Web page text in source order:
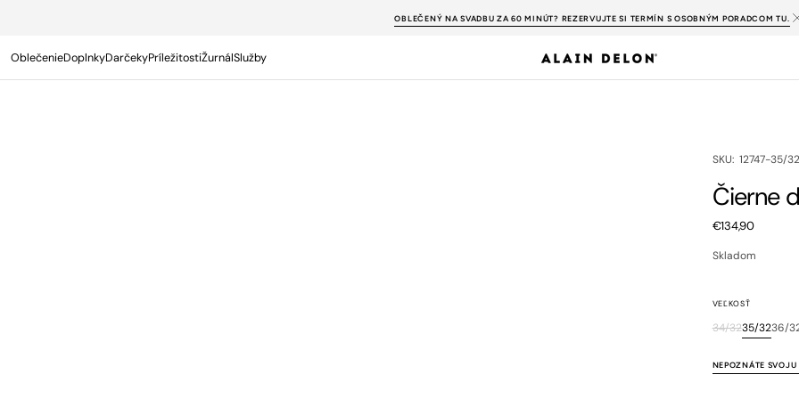
OBLEČENÝ NA SVADBU ZA 60 MINÚT? REZERVUJTE SI TERMÍN S OSOBNÝM PORADCOM TU.
OblečenieDoplnkyDarčekyPríležitostiŽurnálSlužby
SKU:
SKU: 12747-35/32
Čierne
Bežná
€134,90
Skladom
VEĽKOSŤ
34/32Variant
vypredaný
35/32Variant
36/
NEPOZNÁTE